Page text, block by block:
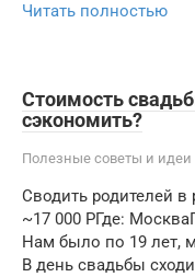
Читать полностью
Стоимость
сэкономить?
Полезные советы и идеи
Сводить родителей
~17 000 РГде:
Нам было по 19 лет,
В день свадьбы